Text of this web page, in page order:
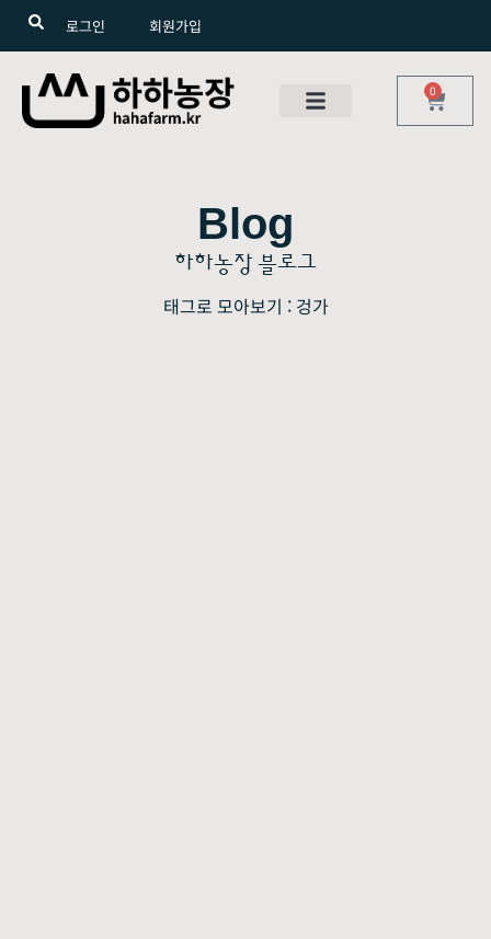
로그인 회원가입
0
Blog
하하농장 블로그
태그로 모아보기 : 겅가